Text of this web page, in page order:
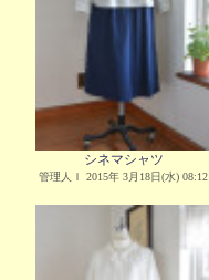
シネマシャツ
管理人Ｉ 2015年 3月18日(水) 08:12